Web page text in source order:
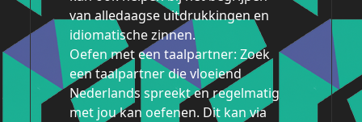
van alledaagse uitdrukkingen en
idiomatische zinnen.
Oefen met een taalpartner: Zoek
een taalpartner die vloeiend
Nederlands spreekt en regelmatig
met jou kan oefenen. Dit kan via